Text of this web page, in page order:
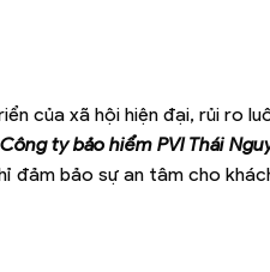
của xã hội hiện đại, rủi ro
Công ty bảo hiểm PVI Thái
đảm bảo sự an tâm cho